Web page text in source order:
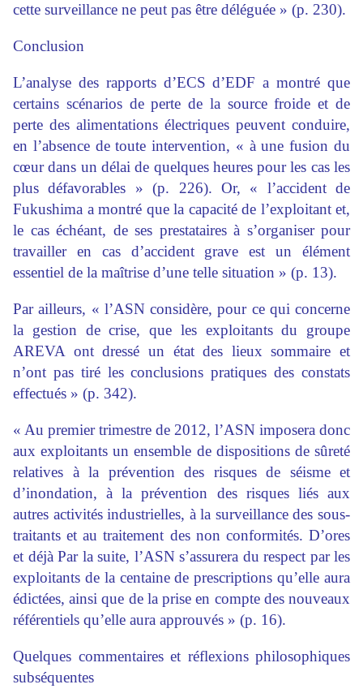
cette surveillance ne peut pas être déléguée » (p. 230).
Conclusion
L’analyse des rapports d’ECS d’EDF a montré que
certains scénarios de perte de la source froide et de
perte des alimentations électriques peuvent conduire,
en l’absence de toute intervention, « à une fusion du
cœur dans un délai de quelques heures pour les cas les
plus défavorables » (p. 226). Or, « l’accident de
Fukushima a montré que la capacité de l’exploitant et,
le cas échéant, de ses prestataires à s’organiser pour
travailler en cas d’accident grave est un élément
essentiel de la maîtrise d’une telle situation » (p. 13).
Par ailleurs, « l’ASN considère, pour ce qui concerne
la gestion de crise, que les exploitants du groupe
AREVA ont dressé un état des lieux sommaire et
n’ont pas tiré les conclusions pratiques des constats
effectués » (p. 342).
« Au premier trimestre de 2012, l’ASN imposera donc
aux exploitants un ensemble de dispositions de sûreté
relatives à la prévention des risques de séisme et
d’inondation, à la prévention des risques liés aux
autres activités industrielles, à la surveillance des sous-
traitants et au traitement des non conformités. D’ores
et déjà Par la suite, l’ASN s’assurera du respect par les
exploitants de la centaine de prescriptions qu’elle aura
édictées, ainsi que de la prise en compte des nouveaux
référentiels qu’elle aura approuvés » (p. 16).
Quelques commentaires et réflexions philosophiques
subséquentes